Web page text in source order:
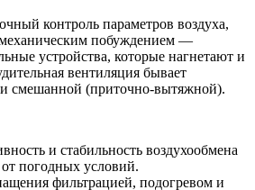
контроль параметров воздуха,
побуждением —
устройства, которые нагнетают и
вентиляция бывает
смешанной (приточно-вытяжной).
и стабильность воздухообмена
погодных условий.
фильтрацией, подогревом и